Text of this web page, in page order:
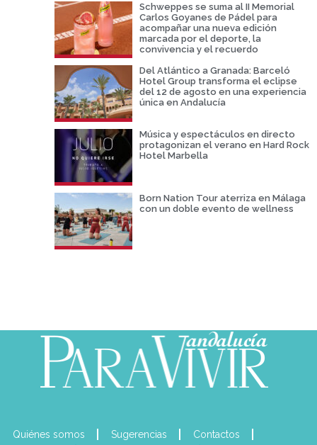
Schweppes se suma al II Memorial
Carlos Goyanes de Pádel para
acompañar una nueva edición
marcada por el deporte, la
convivencia y el recuerdo
Del Atlántico a Granada: Barceló
Hotel Group transforma el eclipse
del 12 de agosto en una experiencia
única en Andalucía
Música y espectáculos en directo
protagonizan el verano en Hard Rock
Hotel Marbella
Born Nation Tour aterriza en Málaga
con un doble evento de wellness
Quiénes somos Sugerencias
Contactos